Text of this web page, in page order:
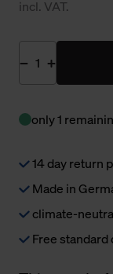
incl. VAT.
only 1
14 day return
Made in
climate-
Free